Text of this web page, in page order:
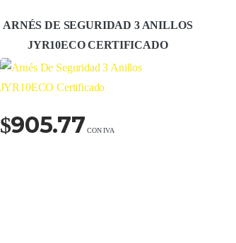
ARNÉS DE SEGURIDAD 3 ANILLOS
JYR10ECO CERTIFICADO
$905.77